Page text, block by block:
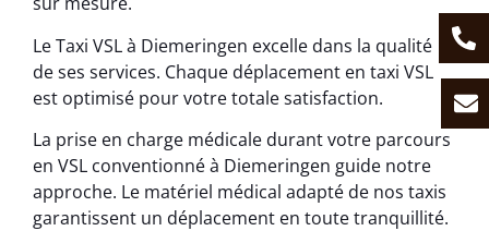
Le Taxi VSL à Diemeringen excelle dans la qualité
de ses services. Chaque déplacement en taxi VSL
est optimisé pour votre totale satisfaction.
La prise en charge médicale durant votre parcours
en VSL conventionné à Diemeringen guide notre
approche. Le matériel médical adapté de nos taxis
garantissent un déplacement en toute tranquillité.